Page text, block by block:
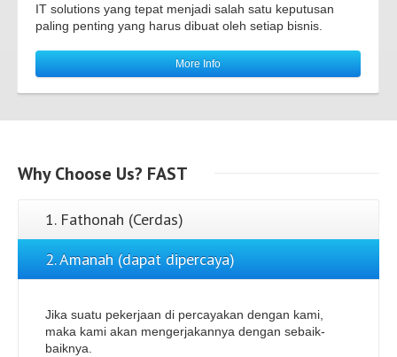
IT solutions yang tepat menjadi salah satu keputusan
paling penting yang harus dibuat oleh setiap bisnis.
More Info
WhyChoose Us? FAST
1. Fathonah (Cerdas)
2. Amanah (dapat dipercaya)
Jika suatu pekerjaan di percayakan dengan kami,
maka kami akan mengerjakannya dengan sebaik-
baiknya.